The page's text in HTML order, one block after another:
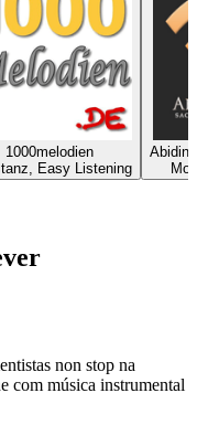
1000melodien
Easy Listening
non stop na
com música instrumental